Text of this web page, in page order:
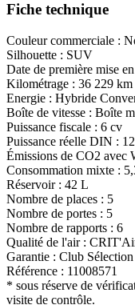
Fiche technique
Couleur commerciale :
Silhouette : SUV
Date de première mise
Kilométrage : 36 229 km
Energie : Hybride
Boîte de vitesse : Boîte
Puissance fiscale : 6 cv
Puissance réelle DIN :
Émissions de CO2 avec
Consommation mixte :
Réservoir : 42 L
Nombre de places : 5
Nombre de portes : 5
Nombre de rapports : 6
Qualité de l'air :
Garantie : Club
Référence : 11008571
* sous réserve de
visite de contrôle.